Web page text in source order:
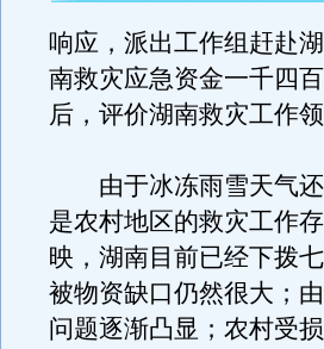
响应，派出工作组赶赴
南救灾应急资金一千四
后，评价湖南救灾工作
由于冰冻雨雪天气还
是农村地区的救灾工作
映，湖南目前已经下拨
被物资缺口仍然很大；
问题逐渐凸显；农村受